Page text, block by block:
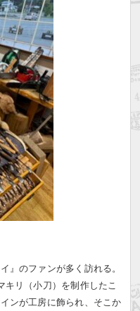
』のファンが多く訪れる。
リ（小刀）を制作したこ
ンが工房に飾られ、そこか